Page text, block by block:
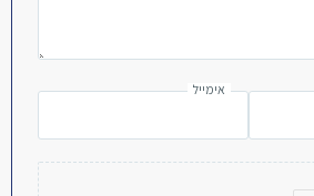
אימייל